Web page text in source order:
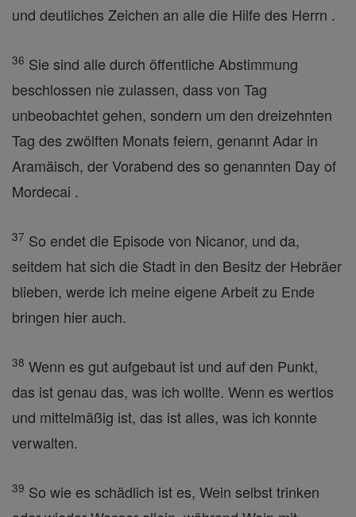
und deutliches Zeichen an alle die Hilfe des Herrn .
36 Sie sind alle durch öffentliche Abstimmung
beschlossen nie zulassen, dass von Tag
unbeobachtet gehen, sondern um den dreizehnten
Tag des zwölften Monats feiern, genannt Adar in
Aramäisch, der Vorabend des so genannten Day of
Mordecai .
37 So endet die Episode von Nicanor, und da,
seitdem hat sich die Stadt in den Besitz der Hebräer
blieben, werde ich meine eigene Arbeit zu Ende
bringen hier auch.
38 Wenn es gut aufgebaut ist und auf den Punkt,
das ist genau das, was ich wollte. Wenn es wertlos
und mittelmäßig ist, das ist alles, was ich konnte
verwalten.
39 So wie es schädlich ist es, Wein selbst trinken